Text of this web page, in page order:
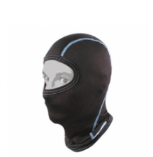
Evacuări G.P.R.
Evacuări Storm
Evacuari FMF
Evacuari HLP